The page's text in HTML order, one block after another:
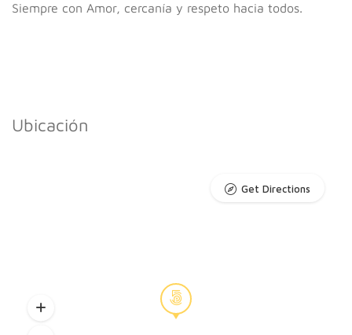
Siempre con Amor, cercanía y respeto hacia todos.
Ubicación
Get Directions